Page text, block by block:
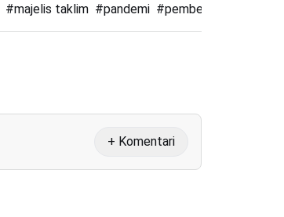
#majelis taklim #pandemi #pembelajaran jarak jauh
+ Komentari